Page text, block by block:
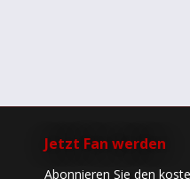
Jetzt Fan werden
Abonnieren Sie den